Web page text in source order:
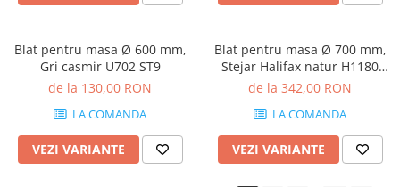
Blat pentru masa Ø 600 mm,
Gri casmir U702 ST9
de la 130,00 RON
LA COMANDA
VEZI VARIANTE
Blat pentru masa Ø 700 mm,
Stejar Halifax natur H1180
ST37
de la 342,00 RON
LA COMANDA
VEZI VARIANTE